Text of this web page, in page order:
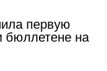
первую
бюллетене на